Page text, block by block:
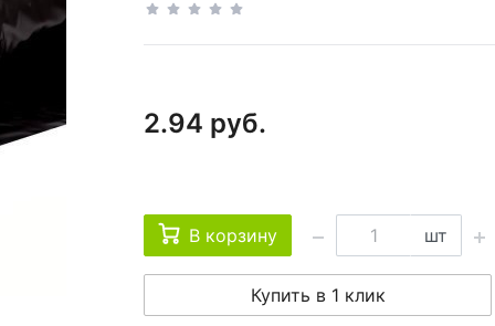
2.94 руб.
В корзину шт
Купить в 1 клик